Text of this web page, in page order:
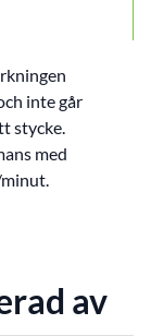
inte går
stycke.
med
av